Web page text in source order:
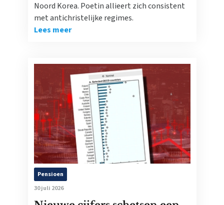
Noord Korea. Poetin allieert zich consistent
met antichristelijke regimes.
Lees meer
Pensioen
30 juli 2026